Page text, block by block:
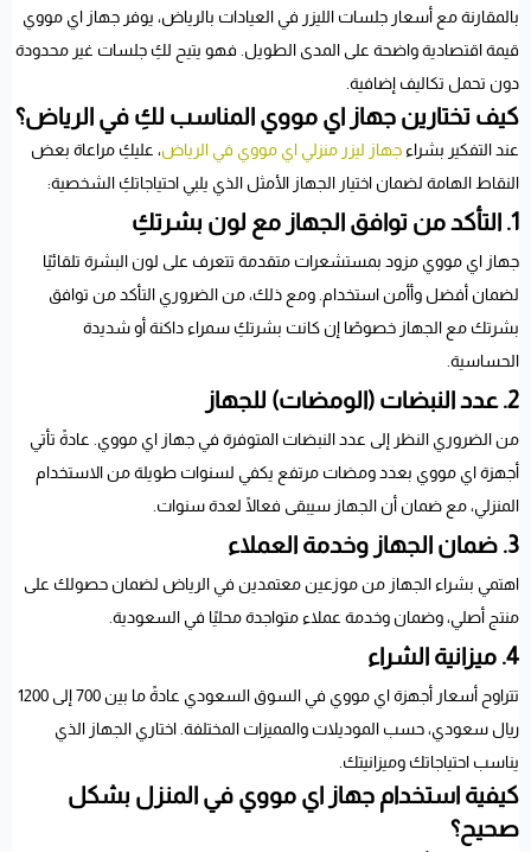
بالمقارنة مع أسعار جلسات الليزر في العيادات بالرياض، يوفر جهاز اي مووي
قيمة اقتصادية واضحة على المدى الطويل. فهو يتيح لكِ جلسات غير محدودة
دون تحمل تكاليف إضافية.
كيف تختارين جهاز اي مووي المناسب لكِ في الرياض؟
عند التفكير بشراء جهاز ليزر منزلي اي مووي في الرياض، عليكِ مراعاة بعض
النقاط الهامة لضمان اختيار الجهاز الأمثل الذي يلبي احتياجاتكِ الشخصية:
1. التأكد من توافق الجهاز مع لون بشرتكِ
جهاز اي مووي مزود بمستشعرات متقدمة تتعرف على لون البشرة تلقائيًا
لضمان أفضل وأأمن استخدام. ومع ذلك، من الضروري التأكد من توافق
بشرتك مع الجهاز خصوصًا إن كانت بشرتكِ سمراء داكنة أو شديدة
الحساسية.
2. عدد النبضات (الومضات) للجهاز
من الضروري النظر إلى عدد النبضات المتوفرة في جهاز اي مووي. عادةً تأتي
أجهزة اي مووي بعدد ومضات مرتفع يكفي لسنوات طويلة من الاستخدام
المنزلي، مع ضمان أن الجهاز سيبقى فعالًا لعدة سنوات.
3. ضمان الجهاز وخدمة العملاء
اهتمي بشراء الجهاز من موزعين معتمدين في الرياض لضمان حصولك على
منتج أصلي، وضمان وخدمة عملاء متواجدة محليًا في السعودية.
4. ميزانية الشراء
تتراوح أسعار أجهزة اي مووي في السوق السعودي عادةً ما بين 700 إلى 1200
ريال سعودي، حسب الموديلات والمميزات المختلفة. اختاري الجهاز الذي
يناسب احتياجاتك وميزانيتك.
كيفية استخدام جهاز اي مووي في المنزل بشكل
صحيح؟